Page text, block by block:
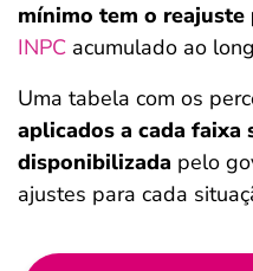
mínimo tem o
INPC acumulado ao
Uma tabela com os
aplicados a cada faixa
disponibilizada pelo
ajustes para cada